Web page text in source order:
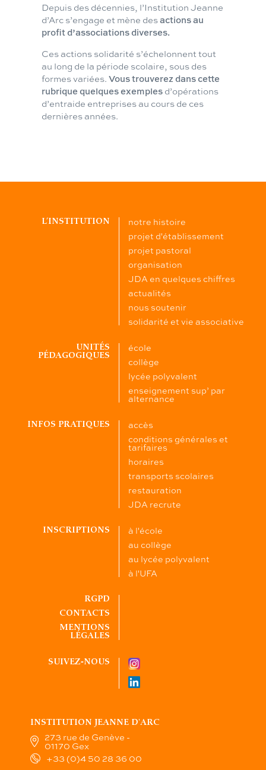
Depuis des décennies, l’Institution Jeanne
d’Arc s’engage et mène desactions au
profit d’associations diverses.
Ces actions solidarité s’échelonnent tout
au long de la période scolaire, sous des
formes variées.Vous trouverez dans cette
rubrique quelques exemplesd’opérations
d’entraide entreprises au cours de ces
dernières années.
L’INSTITUTION
notre histoire
projet d'établissement
projet pastoral
organisation
JDA en quelques chiffres
actualités
nous soutenir
solidarité et vie associative
UNITÉS
PÉDAGOGIQUES
école
collège
lycée polyvalent
enseignement sup’ par
alternance
INFOS PRATIQUES
accès
conditions générales et
tarifaires
horaires
transports scolaires
restauration
JDA recrute
INSCRIPTIONS
à l'école
au collège
au lycée polyvalent
à l'UFA
RGPD
CONTACTS
MENTIONS
LÉGALES
SUIVEZ-NOUS
INSTITUTION JEANNE D'ARC
273 rue de Genève -
01170 Gex
+33 (0)4 50 28 36 00